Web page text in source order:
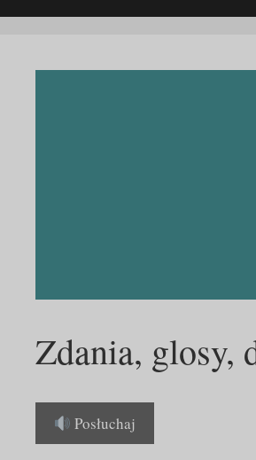
Zdania, glosy,
Posłuchaj